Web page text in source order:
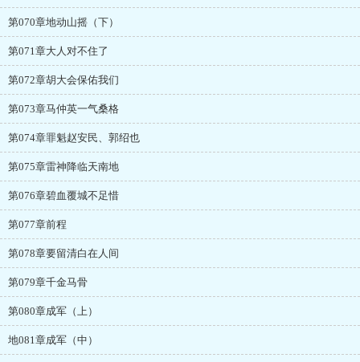
第070章地动山摇（下）
第071章大人对不住了
第072章胡大会保佑我们
第073章马仲英一气桑格
第074章罪魁赵安民、郭绍也
第075章雷神降临天南地
第076章碧血覆城不足惜
第077章前程
第078章要留清白在人间
第079章千金马骨
第080章成军（上）
地081章成军（中）